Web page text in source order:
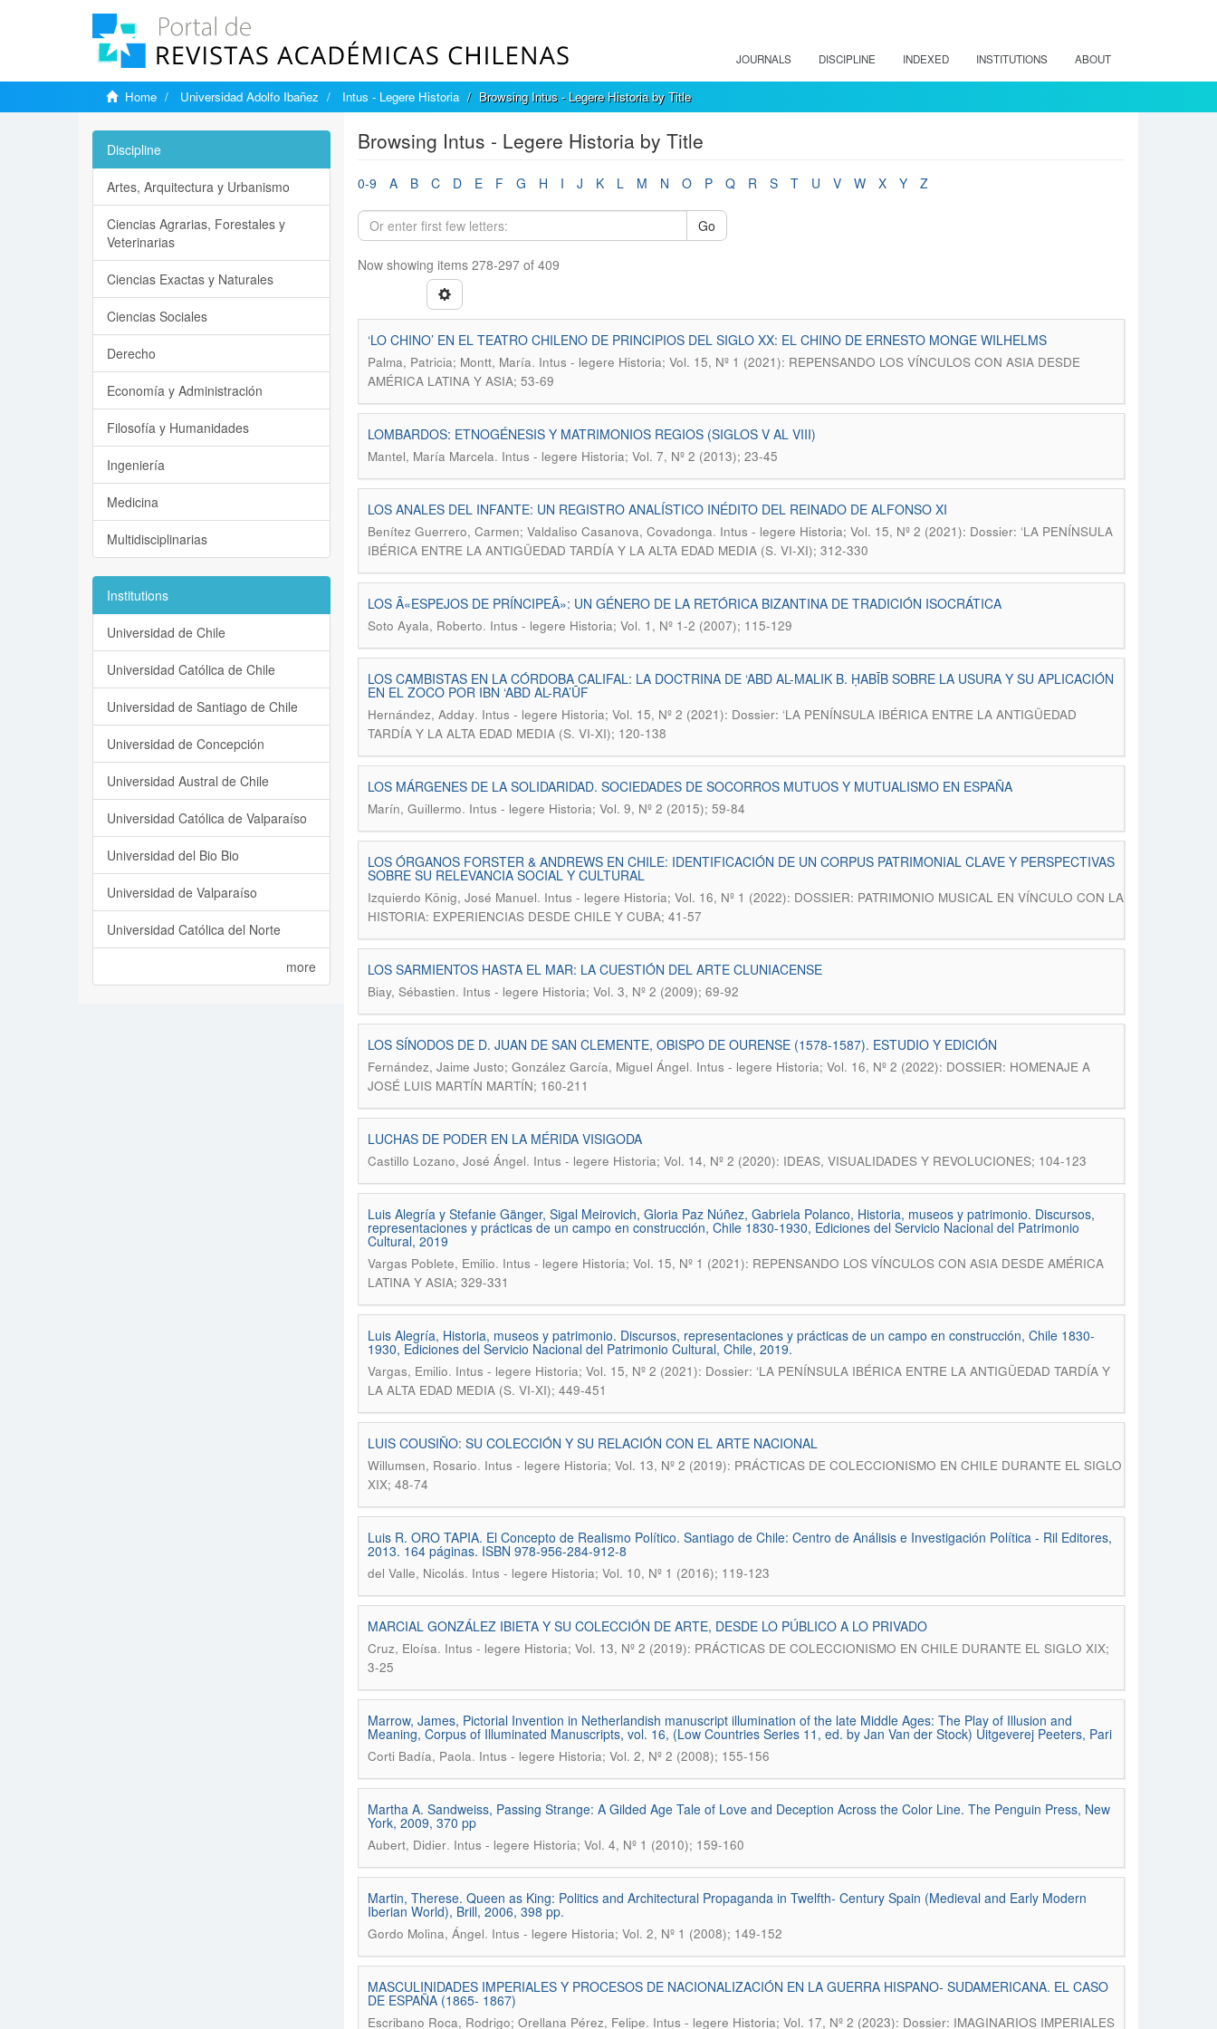
JOURNALS DISCIPLINE INDEXED INSTITUTIONS ABOUT
Home Universidad Adolfo Ibañez Intus - Legere Historia Browsing Intus - Legere Historia by Title
Browsing Intus - Legere Historia by Title
0-9 A B C D E F G H I J K L M N O P Q R S T U V W X Y Z
Go
Now showing items 278-297 of 409
‘LO CHINO’ EN EL TEATRO CHILENO DE PRINCIPIOS DEL SIGLO XX: EL CHINO DE ERNESTO MONGE WILHELMS
Palma, Patricia; Montt, María. Intus - legere Historia; Vol. 15, Nº 1 (2021): REPENSANDO LOS VÍNCULOS CON ASIA DESDE
AMÉRICA LATINA Y ASIA; 53-69
LOMBARDOS: ETNOGÉNESIS Y MATRIMONIOS REGIOS (SIGLOS V AL VIII)
Mantel, María Marcela. Intus - legere Historia; Vol. 7, Nº 2 (2013); 23-45
LOS ANALES DEL INFANTE: UN REGISTRO ANALÍSTICO INÉDITO DEL REINADO DE ALFONSO XI
Benítez Guerrero, Carmen; Valdaliso Casanova, Covadonga. Intus - legere Historia; Vol. 15, Nº 2 (2021): Dossier: ‘LA PENÍNSULA
IBÉRICA ENTRE LA ANTIGÜEDAD TARDÍA Y LA ALTA EDAD MEDIA (S. VI-XI); 312-330
LOS Â«ESPEJOS DE PRÍNCIPEÂ»: UN GÉNERO DE LA RETÓRICA BIZANTINA DE TRADICIÓN ISOCRÁTICA
Soto Ayala, Roberto. Intus - legere Historia; Vol. 1, Nº 1-2 (2007); 115-129
LOS CAMBISTAS EN LA CÓRDOBA CALIFAL: LA DOCTRINA DE ‘ABD AL-MALIK B. ḤABĪB SOBRE LA USURA Y SU APLICACIÓN
EN EL ZOCO POR IBN ‘ABD AL-RA’ŪF
Hernández, Adday. Intus - legere Historia; Vol. 15, Nº 2 (2021): Dossier: ‘LA PENÍNSULA IBÉRICA ENTRE LA ANTIGÜEDAD
TARDÍA Y LA ALTA EDAD MEDIA (S. VI-XI); 120-138
LOS MÁRGENES DE LA SOLIDARIDAD. SOCIEDADES DE SOCORROS MUTUOS Y MUTUALISMO EN ESPAÑA
Marín, Guillermo. Intus - legere Historia; Vol. 9, Nº 2 (2015); 59-84
LOS ÓRGANOS FORSTER & ANDREWS EN CHILE: IDENTIFICACIÓN DE UN CORPUS PATRIMONIAL CLAVE Y PERSPECTIVAS
SOBRE SU RELEVANCIA SOCIAL Y CULTURAL
Izquierdo König, José Manuel. Intus - legere Historia; Vol. 16, Nº 1 (2022): DOSSIER: PATRIMONIO MUSICAL EN VÍNCULO CON LA
HISTORIA: EXPERIENCIAS DESDE CHILE Y CUBA; 41-57
LOS SARMIENTOS HASTA EL MAR: LA CUESTIÓN DEL ARTE CLUNIACENSE
Biay, Sébastien. Intus - legere Historia; Vol. 3, Nº 2 (2009); 69-92
LOS SÍNODOS DE D. JUAN DE SAN CLEMENTE, OBISPO DE OURENSE (1578-1587). ESTUDIO Y EDICIÓN
Fernández, Jaime Justo; González García, Miguel Ángel. Intus - legere Historia; Vol. 16, Nº 2 (2022): DOSSIER: HOMENAJE A
JOSÉ LUIS MARTÍN MARTÍN; 160-211
LUCHAS DE PODER EN LA MÉRIDA VISIGODA
Castillo Lozano, José Ángel. Intus - legere Historia; Vol. 14, Nº 2 (2020): IDEAS, VISUALIDADES Y REVOLUCIONES; 104-123
Luis Alegría y Stefanie Gänger, Sigal Meirovich, Gloria Paz Núñez, Gabriela Polanco, Historia, museos y patrimonio. Discursos,
representaciones y prácticas de un campo en construcción, Chile 1830-1930, Ediciones del Servicio Nacional del Patrimonio
Cultural, 2019
Vargas Poblete, Emilio. Intus - legere Historia; Vol. 15, Nº 1 (2021): REPENSANDO LOS VÍNCULOS CON ASIA DESDE AMÉRICA
LATINA Y ASIA; 329-331
Luis Alegría, Historia, museos y patrimonio. Discursos, representaciones y prácticas de un campo en construcción, Chile 1830-
1930, Ediciones del Servicio Nacional del Patrimonio Cultural, Chile, 2019.
Vargas, Emilio. Intus - legere Historia; Vol. 15, Nº 2 (2021): Dossier: ‘LA PENÍNSULA IBÉRICA ENTRE LA ANTIGÜEDAD TARDÍA Y
LA ALTA EDAD MEDIA (S. VI-XI); 449-451
LUIS COUSIÑO: SU COLECCIÓN Y SU RELACIÓN CON EL ARTE NACIONAL
Willumsen, Rosario. Intus - legere Historia; Vol. 13, Nº 2 (2019): PRÁCTICAS DE COLECCIONISMO EN CHILE DURANTE EL SIGLO
XIX; 48-74
Luis R. ORO TAPIA. El Concepto de Realismo Político. Santiago de Chile: Centro de Análisis e Investigación Política - Ril Editores,
2013. 164 páginas. ISBN 978-956-284-912-8
del Valle, Nicolás. Intus - legere Historia; Vol. 10, Nº 1 (2016); 119-123
MARCIAL GONZÁLEZ IBIETA Y SU COLECCIÓN DE ARTE, DESDE LO PÚBLICO A LO PRIVADO
Cruz, Eloísa. Intus - legere Historia; Vol. 13, Nº 2 (2019): PRÁCTICAS DE COLECCIONISMO EN CHILE DURANTE EL SIGLO XIX;
3-25
Marrow, James, Pictorial Invention in Netherlandish manuscript illumination of the late Middle Ages: The Play of Illusion and
Meaning, Corpus of Illuminated Manuscripts, vol. 16, (Low Countries Series 11, ed. by Jan Van der Stock) Uitgeverej Peeters, Pari
Corti Badía, Paola. Intus - legere Historia; Vol. 2, Nº 2 (2008); 155-156
Martha A. Sandweiss, Passing Strange: A Gilded Age Tale of Love and Deception Across the Color Line. The Penguin Press, New
York, 2009, 370 pp
Aubert, Didier. Intus - legere Historia; Vol. 4, Nº 1 (2010); 159-160
Martin, Therese. Queen as King: Politics and Architectural Propaganda in Twelfth- Century Spain (Medieval and Early Modern
Iberian World), Brill, 2006, 398 pp.
Gordo Molina, Ángel. Intus - legere Historia; Vol. 2, Nº 1 (2008); 149-152
MASCULINIDADES IMPERIALES Y PROCESOS DE NACIONALIZACIÓN EN LA GUERRA HISPANO- SUDAMERICANA. EL CASO
DE ESPAÑA (1865- 1867)
Escribano Roca, Rodrigo; Orellana Pérez, Felipe. Intus - legere Historia; Vol. 17, Nº 2 (2023): Dossier: IMAGINARIOS IMPERIALES
Discipline
Artes, Arquitectura y Urbanismo
Ciencias Agrarias, Forestales y
Veterinarias
Ciencias Exactas y Naturales
Ciencias Sociales
Derecho
Economía y Administración
Filosofía y Humanidades
Ingeniería
Medicina
Multidisciplinarias
Institutions
Universidad de Chile
Universidad Católica de Chile
Universidad de Santiago de Chile
Universidad de Concepción
Universidad Austral de Chile
Universidad Católica de Valparaíso
Universidad del Bio Bio
Universidad de Valparaíso
Universidad Católica del Norte
more